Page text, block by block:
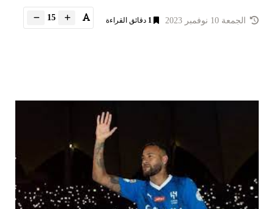
الجمعة 10 نوفمبر 2023 1 دقائق القراءة 15